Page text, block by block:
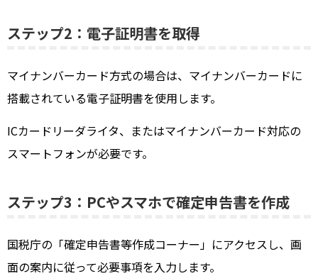
ステップ2：電子証明書を取得
マイナンバーカード方式の場合は、マイナンバーカードに
搭載されている電子証明書を使用します。
ICカードリーダライタ、またはマイナンバーカード対応の
スマートフォンが必要です。
ステップ3：PCやスマホで確定申告書を作成
国税庁の「確定申告書等作成コーナー」にアクセスし、画
面の案内に従って必要事項を入力します。